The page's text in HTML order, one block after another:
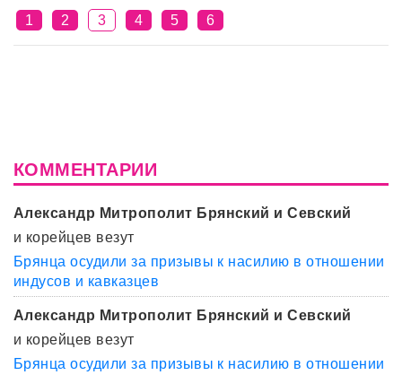
1 2 3 4 5 6
КОММЕНТАРИИ
Александр Митрополит Брянский и Севский
и корейцев везут
Брянца осудили за призывы к насилию в отношении
индусов и кавказцев
Александр Митрополит Брянский и Севский
и корейцев везут
Брянца осудили за призывы к насилию в отношении